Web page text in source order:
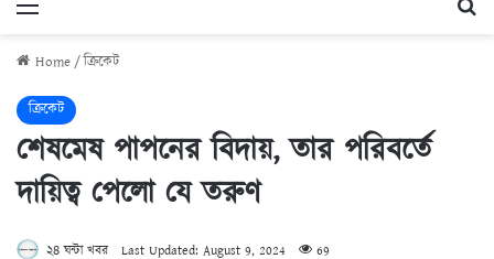
Home/ক্রিকেট
ক্রিকেট
শেষমেষ পাপনের বিদায়, তার পরিবর্তে
দায়িত্ব পেলো যে তরুণ
২৪ ঘন্টা খবর Last Updated: August 9, 2024 69